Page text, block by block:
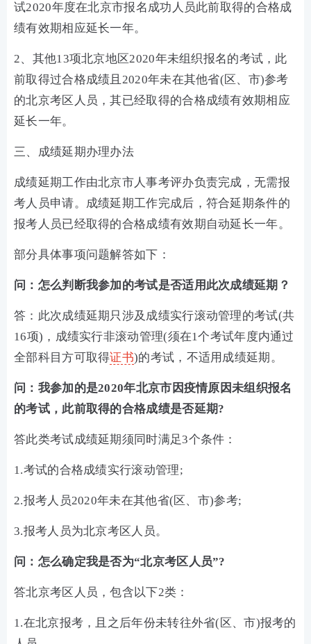
试2020年度在北京市报名成功人员此前取得的合格成
绩有效期相应延长一年。
2、其他13项北京地区2020年未组织报名的考试，此
前取得过合格成绩且2020年未在其他省(区、市)参考
的北京考区人员，其已经取得的合格成绩有效期相应
延长一年。
三、成绩延期办理办法
成绩延期工作由北京市人事考评办负责完成，无需报
考人员申请。成绩延期工作完成后，符合延期条件的
报考人员已经取得的合格成绩有效期自动延长一年。
部分具体事项问题解答如下：
问：怎么判断我参加的考试是否适用此次成绩延期？
答：此次成绩延期只涉及成绩实行滚动管理的考试(共
16项)，成绩实行非滚动管理(须在1个考试年度内通过
全部科目方可取得证书)的考试，不适用成绩延期。
问：我参加的是2020年北京市因疫情原因未组织报名
的考试，此前取得的合格成绩是否延期?
答此类考试成绩延期须同时满足3个条件：
1.考试的合格成绩实行滚动管理;
2.报考人员2020年未在其他省(区、市)参考;
3.报考人员为北京考区人员。
问：怎么确定我是否为“北京考区人员”?
答北京考区人员，包含以下2类：
1.在北京报考，且之后年份未转往外省(区、市)报考的